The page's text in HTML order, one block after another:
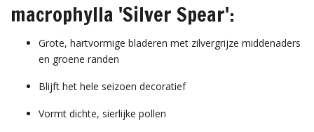
macrophylla 'Silver Spear':
Grote, hartvormige bladeren met zilvergrijze middenaders
en groene randen
Blijft het hele seizoen decoratief
Vormt dichte, sierlijke pollen